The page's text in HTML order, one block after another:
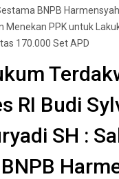
BNPB
Menekan PPK untuk
170.000 Set APD
RI Budi
SH :